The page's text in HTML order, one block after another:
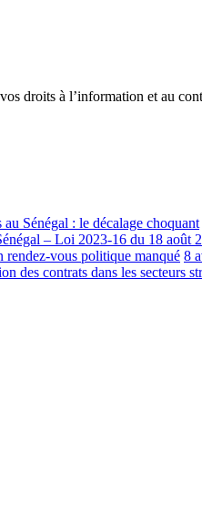
droits à l’information et au
Sénégal : le décalage choquant
– Loi 2023-16 du 18 août
rendez-vous politique manqué‎ 8
contrats dans les secteurs